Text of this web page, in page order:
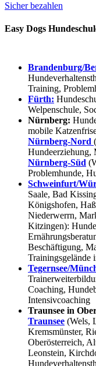
Sicher bezahlen
Easy Dogs
Brandenburg/
Training,
Fürth:
Welpenschule,
Nürnberg:
mobile
Nürnberg-Nord
Hundeerziehung,
Nürnberg-Süd
Problemhunde,
Schweinfurt/
Saale, Bad
Königshofen,
Niederwerrn,
Kitzingen):
Beschäftigung,
Trainingsgelände
Tegernsee/
Coaching,
Intensivcoaching
Traunsee in
Traunsee (Wels,
Kremsmünster,
Oberösterreich,
Leonstein,